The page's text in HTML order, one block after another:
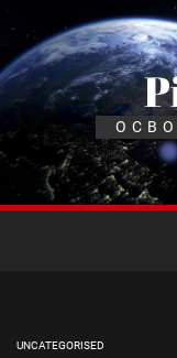
Перейти
содержимому
UNCATEGORISED